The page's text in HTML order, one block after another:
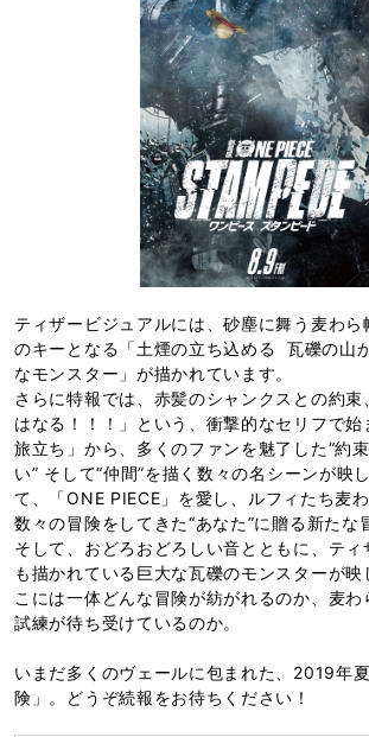
ティザービジュアルには、砂塵に舞う麦わ
のキーとなる「土煙の立ち込める 瓦礫の山
なモンスター」が描かれています。
さらに特報では、赤髪のシャンクスとの約
はなる！！！」という、衝撃的なセリフで
旅立ち」から、多くのファンを魅了した“約束
い” そして“仲間”を描く数々の名シーンが映
て、「ONE PIECE」を愛し、ルフィたち麦
数々の冒険をしてきた“あなた”に贈る新たな
そして、おどろおどろしい音とともに、ティ
も描かれている巨大な瓦礫のモンスターが映
こには一体どんな冒険が紡がれるのか、麦わ
試練が待ち受けているのか。
いまだ多くのヴェールに包まれた、2019年
険」。どうぞ続報をお待ちください！